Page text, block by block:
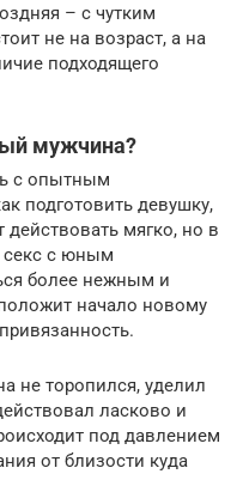
– с чутким
не на возраст, а на
подходящего
мужчина?
с опытным
подготовить девушку,
действовать мягко, но в
секс с юным
более нежным и
начало новому
не торопился, уделил
ласково и
под давлением
от близости куда